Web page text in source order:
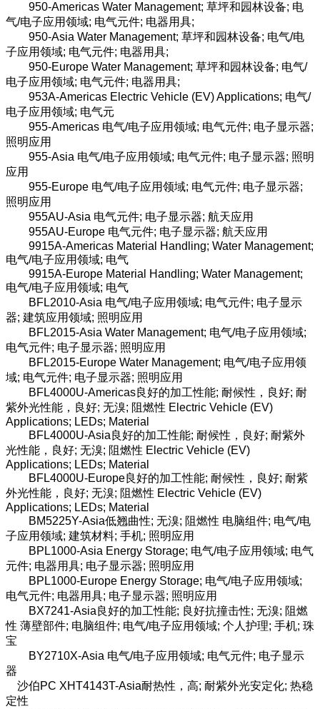
950-Americas Water Management; 草坪和园林设备; 电
气/电子应用领域; 电气元件; 电器用具;
950-Asia Water Management; 草坪和园林设备; 电气/电
子应用领域; 电气元件; 电器用具;
950-Europe Water Management; 草坪和园林设备; 电气/
电子应用领域; 电气元件; 电器用具;
953A-Americas Electric Vehicle (EV) Applications; 电气/
电子应用领域; 电气元
955-Americas 电气/电子应用领域; 电气元件; 电子显示器;
照明应用
955-Asia 电气/电子应用领域; 电气元件; 电子显示器; 照明
应用
955-Europe 电气/电子应用领域; 电气元件; 电子显示器;
照明应用
955AU-Asia 电气元件; 电子显示器; 航天应用
955AU-Europe 电气元件; 电子显示器; 航天应用
9915A-Americas Material Handling; Water Management;
电气/电子应用领域; 电气
9915A-Europe Material Handling; Water Management;
电气/电子应用领域; 电气
BFL2010-Asia 电气/电子应用领域; 电气元件; 电子显示
器; 建筑应用领域; 照明应用
BFL2015-Asia Water Management; 电气/电子应用领域;
电气元件; 电子显示器; 照明应用
BFL2015-Europe Water Management; 电气/电子应用领
域; 电气元件; 电子显示器; 照明应用
BFL4000U-Americas良好的加工性能; 耐候性，良好; 耐
紫外光性能，良好; 无溴; 阻燃性 Electric Vehicle (EV)
Applications; LEDs; Material
BFL4000U-Asia良好的加工性能; 耐候性，良好; 耐紫外
光性能，良好; 无溴; 阻燃性 Electric Vehicle (EV)
Applications; LEDs; Material
BFL4000U-Europe良好的加工性能; 耐候性，良好; 耐紫
外光性能，良好; 无溴; 阻燃性 Electric Vehicle (EV)
Applications; LEDs; Material
BM5225Y-Asia低翘曲性; 无溴; 阻燃性 电脑组件; 电气/电
子应用领域; 建筑材料; 手机; 照明应用
BPL1000-Asia Energy Storage; 电气/电子应用领域; 电气
元件; 电器用具; 电子显示器; 照明应用
BPL1000-Europe Energy Storage; 电气/电子应用领域;
电气元件; 电器用具; 电子显示器; 照明应用
BX7241-Asia良好的加工性能; 良好抗撞击性; 无溴; 阻燃
性 薄壁部件; 电脑组件; 电气/电子应用领域; 个人护理; 手机; 珠
宝
BY2710X-Asia 电气/电子应用领域; 电气元件; 电子显示
器
沙伯PC XHT4143T-Asia耐热性，高; 耐紫外光安定化; 热稳
定性